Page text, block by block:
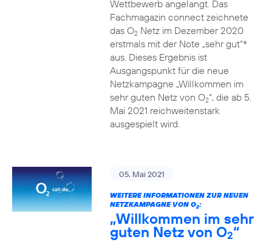
Wettbewerb angelangt. Das
Fachmagazin connect zeichnete
das O2Netz im Dezember 2020
erstmals mit der Note „sehr gut“*
aus. Dieses Ergebnis ist
Ausgangspunkt für die neue
Netzkampagne „Willkommen im
sehr guten Netz von O2“, die ab 5.
Mai 2021 reichweitenstark
ausgespielt wird.
05. Mai 2021
WEITERE INFORMATIONEN ZUR NEUEN
NETZKAMPAGNE VON O2:
„Willkommen im sehr
guten Netz von O2“